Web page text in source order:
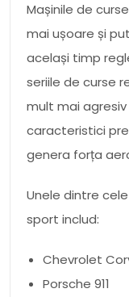
Mașinile de
mai ușoare și
același timp
seriile de curse
mult mai
caracteristici
genera forța
Unele dintre
sport includ:
Chevrolet
Porsche 911